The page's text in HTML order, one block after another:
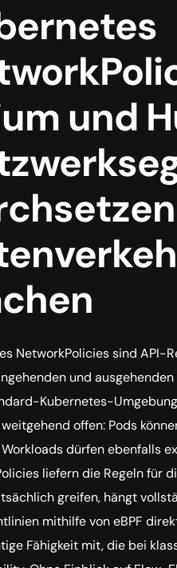
und
NetworkPolicies sind API-
und
Kubernetes-
offen: Pods
dürfen ebenfalls
liefern die Regeln für
greifen, hängt
mithilfe von eBPF
Fähigkeit mit, die bei